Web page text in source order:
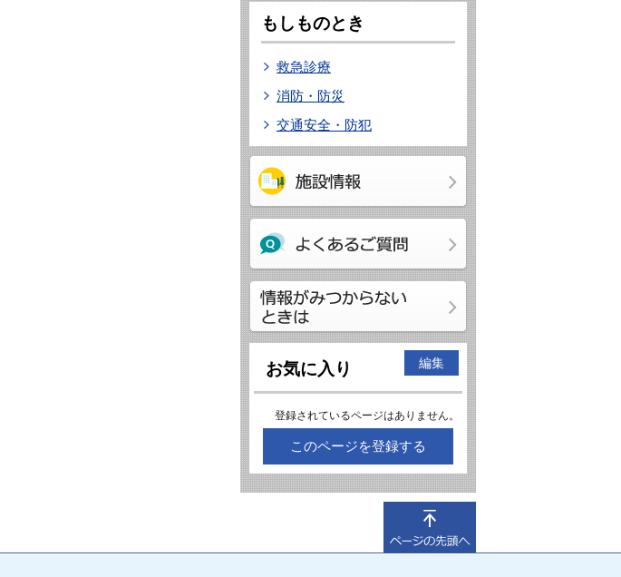
もしものとき
救急診療
消防・防災
交通安全・防犯
お気に入り 編集
登録されているページはありません。
このページを登録する